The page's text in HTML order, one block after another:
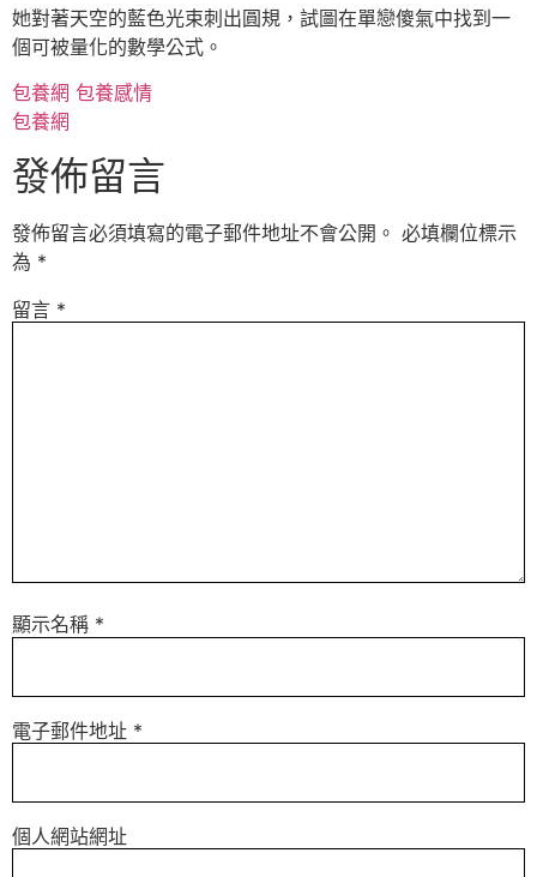
她對著天空的藍色光束刺出圓規，試圖在單戀傻氣中找到一
個可被量化的數學公式。
包養網 包養感情
包養網
發佈留言
發佈留言必須填寫的電子郵件地址不會公開。 必填欄位標示
為 *
留言 *
顯示名稱 *
電子郵件地址 *
個人網站網址